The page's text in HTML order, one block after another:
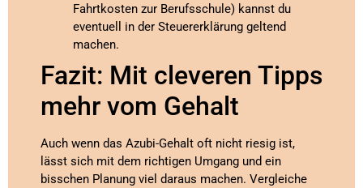
Fahrtkosten zur Berufsschule) kannst du
eventuell in der Steuererklärung geltend
machen.
Fazit: Mit cleveren Tipps
mehr vom Gehalt
Auch wenn das Azubi-Gehalt oft nicht riesig ist,
lässt sich mit dem richtigen Umgang und ein
bisschen Planung viel daraus machen. Vergleiche